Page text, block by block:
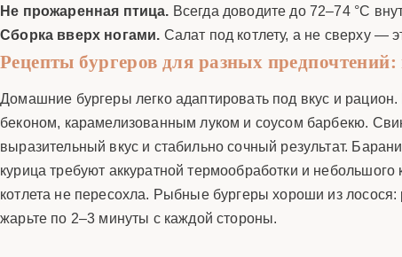
Не прожаренная птица. Всегда доводите до 72–74 °C
Сборка вверх ногами. Салат под котлету, а не сверху —
Рецепты бургеров для разных
Домашние бургеры легко адаптировать под вкус и
беконом, карамелизованным луком и соусом барбекю.
выразительный вкус и стабильно сочный результат.
курица требуют аккуратной термообработки и
котлета не пересохла. Рыбные бургеры хороши из
жарьте по 2–3 минуты с каждой стороны.